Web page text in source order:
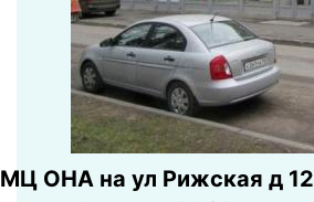
МЦ ОНА на ул Рижская д 12